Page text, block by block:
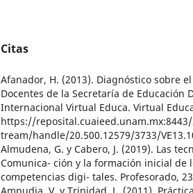
Citas
Afanador, H. (2013). Diagnóstico sobre
Docentes de la Secretaría de Educación
Internacional Virtual Educa. Virtual
https://
tream/handle/20.500.12579/3733/
Almudena, G. y Cabero, J. (2019). Las
Comunica- ción y la formación inicial de
competencias digi- tales. Profesorado,